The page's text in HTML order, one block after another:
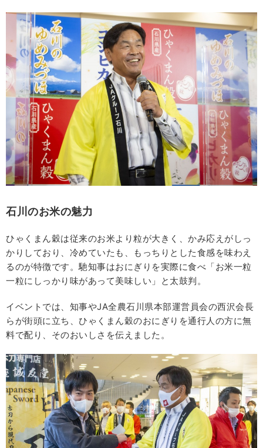
石川のお米の魅力
ひゃくまん穀は従来のお米より粒が大きく、かみ応えがしっ
かりしており、冷めていたも、もっちりとした食感を味わえ
るのが特徴です。馳知事はおにぎりを実際に食べ「お米一粒
一粒にしっかり味があって美味しい」と太鼓判。
イベントでは、知事やJA全農石川県本部運営員会の西沢会長
らが街頭に立ち、ひゃくまん穀のおにぎりを通行人の方に無
料で配り、そのおいしさを伝えました。